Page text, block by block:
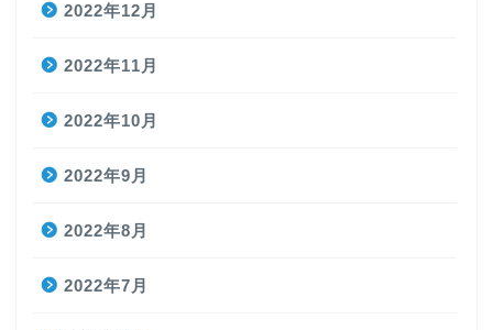
2022年12月
2022年11月
2022年10月
2022年9月
2022年8月
2022年7月